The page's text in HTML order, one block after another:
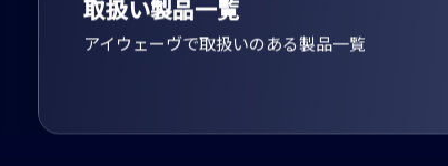
取扱い製品一覧
アイウェーヴで取扱いのある製品一覧